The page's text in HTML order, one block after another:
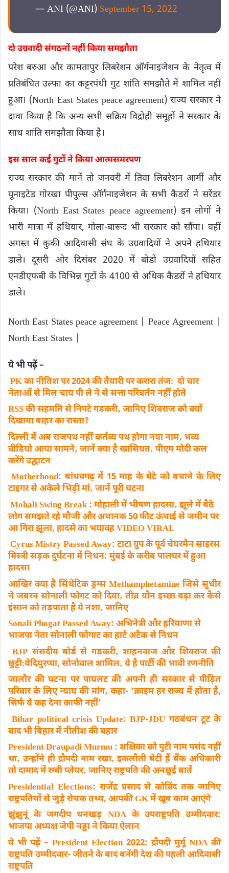
— ANI (@ANI) September 15, 2022
दो उग्रवादी संगठनों नहीं किया समझाैता
परेश बरुआ और कामतापुर लिबरेशन ऑर्गनाइजेशन के नेतृत्व में
प्रतिबंधित उल्फा का कट्टरपंथी गुट शांति समझौते में शामिल नहीं
हुआ। (North East States peace agreement) राज्य सरकार ने
दावा किया है कि अन्य सभी सक्रिय विद्रोही समूहों ने सरकार के
साथ शांति समझौता किया है।
इस साल कई गुटों ने किया आत्मसमरपण
राज्य सरकार की मानें तो जनवरी में तिवा लिबरेशन आर्मी और
यूनाइटेड गोरखा पीपुल्स ऑर्गनाइजेशन के सभी कैडरों ने सरेंडर
किया। (North East States peace agreement) इन लोगों ने
भारी मात्रा में हथियार, गोला-बारूद भी सरकार को सौंपा। वहीं
अगस्त में कुकी आदिवासी संघ के उग्रवादियों ने अपने हथियार
डाले। दूसरी ओर दिसंबर 2020 में बोडो उग्रवादियों सहित
एनडीएफबी के विभिन्न गुटों के 4100 से अधिक कैडरों ने हथियार
डाले।
North East States peace agreement | Peace Agreement |
North East States |
ये भी पढ़ें –
PK का नीतिश पर 2024 की तैयारी पर करारा तंजः दो चार
नेताओं से मिल चाय पी ले ने से सत्ता परिवर्तन नहीं होते
RSS की सहमति से निपटे गडकरी‚ जानिए शिवराज को क्यों
दिखाया बाहर का रास्ता?
दिल्ली में अब राजपथ नहीं कर्तव्य पथ होगा नया नाम‚ भव्य
वीडियो आया सामने‚ जानें क्या है खासियत‚ पीएम मोदी कल
करेंगे उद्घाटन
Motherhood: बांधवगढ़ में 15 माह के बेटे को बचाने के लिए
टाइगर से अकेले भिड़ी मां‚ जानें पूरी घटना
Mohali Swing Break : मोहाली में भीषण हादसा‚ झूले में बैठे
लोग समझते रहे मौजी और अचानक 50 फीट ऊंचाई से जमीन पर
आ गिरा झूला, हादसे का भयावह VIDEO VIRAL
Cyrus Mistry Passed Away: टाटा ग्रुप के पूर्व चेयरमैन साइरस
मिस्त्री सड़क दुर्घटना में निधन: मुंबई के करीब पालघर में हुआ
हादसा
आखिर क्या है सिंथेटिक ड्रग्स Methamphetamine जिसे सुधीर
ने जबरन सोनाली फोगट को दिया‚ तीव्र यौन इच्छा बढ़ा कर कैसे
इंसान को तड़पाता है ये नशा‚ जानिए
Sonali Phogat Passed Away: अभिनेत्री और हरियाणा से
भाजपा नेता सोनाली फोगाट का हार्ट अटैक से निधन
BJP संसदीय बोर्ड से गडकरी‚ शाहनवाज और शिवराज की
छुट्टीःयेदियुरप्पा, सोनोवाल शामिल‚ ये है पार्टी की भावी रणनीति
जालौर की घटना पर पायलट की अपनी ही सरकार से पीड़ित
परिवार के लिए न्याय की मांग‚ कहा- ‘क्राइम हर राज्य में होता है,
सिर्फ ये कह देना काफी नहीं’
Bihar political crisis Update: BJP-JDU गठबंधन टूट के
बाद भी बिहार में नीतीश की बहार
President Draupadi Murmu : शक्षिका को पुटी नाम पसंद नहीं
था‚ उन्होंने ही द्रौपदी नाम रखा‚ इकलौती बेटी हैं बैंक अधिकारी
तो दामाद में रग्बी प्लेयर‚ जानिए राष्ट्रपति की अनछुई बातें
Presidential Elections: राजेंद्र प्रसाद से कोविंद तक जानिए
राष्ट्रपतियों से जुड़े रोचक तथ्य, आपकी GK में खूब काम आएंगे
झुंझुनूं के जगदीप धनखड़ NDA के उपराष्ट्रपति उम्मीदवार:
भाजपा अध्यक्ष जेपी नड्डा ने किया ऐलान
ये भी पढ़ें – President Election 2022: द्रौपदी मुर्मू NDA की
राष्ट्रपति उम्मीदवार- जीतने के बाद बनेंगी देश की पहली आदिवासी
राष्ट्रपति